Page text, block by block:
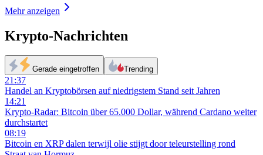
Mehr anzeigen
Krypto-Nachrichten
Gerade eingetroffen Trending
21:37
Handel an Kryptobörsen auf niedrigstem Stand seit Jahren
14:21
Krypto-Radar: Bitcoin über 65.000 Dollar, während Cardano weiter
durchstartet
08:19
Bitcoin en XRP dalen terwijl olie stijgt door teleurstelling rond